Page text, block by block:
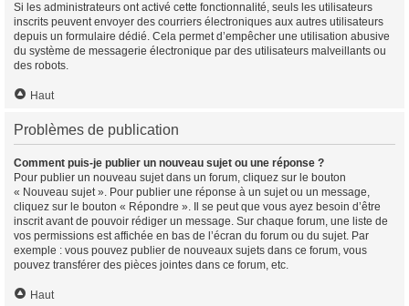
Si les administrateurs ont activé cette fonctionnalité, seuls les utilisateurs
inscrits peuvent envoyer des courriers électroniques aux autres utilisateurs
depuis un formulaire dédié. Cela permet d’empêcher une utilisation abusive
du système de messagerie électronique par des utilisateurs malveillants ou
des robots.
Haut
Problèmes de publication
Comment puis-je publier un nouveau sujet ou une réponse ?
Pour publier un nouveau sujet dans un forum, cliquez sur le bouton
« Nouveau sujet ». Pour publier une réponse à un sujet ou un message,
cliquez sur le bouton « Répondre ». Il se peut que vous ayez besoin d’être
inscrit avant de pouvoir rédiger un message. Sur chaque forum, une liste de
vos permissions est affichée en bas de l’écran du forum ou du sujet. Par
exemple : vous pouvez publier de nouveaux sujets dans ce forum, vous
pouvez transférer des pièces jointes dans ce forum, etc.
Haut